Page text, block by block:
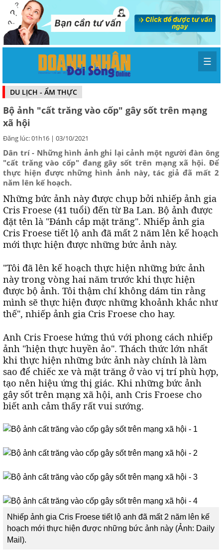
☰
DU LỊCH - ẨM THỰC
Bộ ảnh "cất trăng vào cốp" gây sốt trên mạng
xã hội
Đăng lúc: 01h16 | 03/10/2021
Dân trí - Những hình ảnh ghi lại cảnh một người đàn ông
"cất trăng vào cốp" đang gây sốt trên mạng xã hội. Để
thực hiện được những hình ảnh này, tác giả đã mất 2
năm lên kế hoạch.
Những bức ảnh này được chụp bởi nhiếp ảnh gia
Cris Froese (41 tuổi) đến từ Ba Lan. Bộ ảnh được
đặt tên là "Đánh cắp mặt trăng". Nhiếp ảnh gia
Cris Froese tiết lộ anh đã mất 2 năm lên kế hoạch
mới thực hiện được những bức ảnh này.
"Tôi đã lên kế hoạch thực hiện những bức ảnh
này trong vòng hai năm trước khi thực hiện
được bộ ảnh. Tôi thậm chí không dám tin rằng
mình sẽ thực hiện được những khoảnh khắc như
thế", nhiếp ảnh gia Cris Froese cho hay.
Anh Cris Froese hứng thú với phong cách nhiếp
ảnh "hiện thực huyền ảo". Thách thức lớn nhất
khi thực hiện những bức ảnh này chính là làm
sao để chiếc xe và mặt trăng ở vào vị trí phù hợp,
tạo nên hiệu ứng thị giác. Khi những bức ảnh
gây sốt trên mạng xã hội, anh Cris Froese cho
biết anh cảm thấy rất vui sướng.
Nhiếp ảnh gia Cris Froese tiết lộ anh đã mất 2 năm lên kế
hoạch mới thực hiện được những bức ảnh này (Ảnh: Daily
Mail).